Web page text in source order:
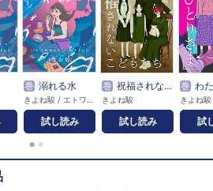
巻 溺れる水
試し読み
巻 祝福されないこどもたち
きよね駿
試し読み
巻 わたし、今
きよね駿
試
● ●